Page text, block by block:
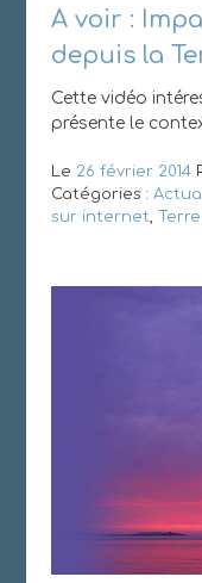
A voir :
depuis la
Cette vidéo
présente le
Le 26 février 2014
Catégories :
sur internet